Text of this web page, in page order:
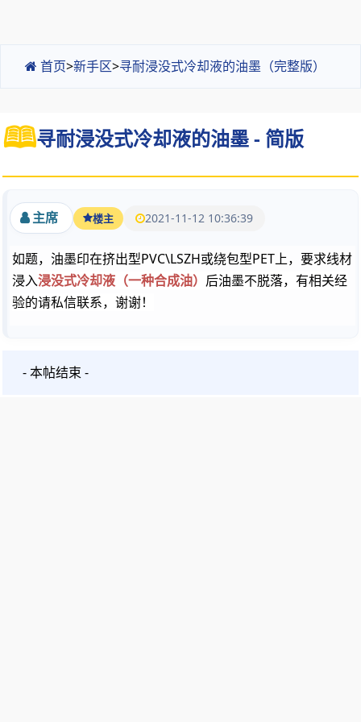
首页>新手区>寻耐浸没式冷却液的油墨（完整版）
寻耐浸没式冷却液的油墨 - 简版
主席 楼主 2021-11-12 10:36:39
如题，油墨印在挤出型PVC\LSZH或绕包型PET上，要求线材
浸入浸没式冷却液（一种合成油） 后油墨不脱落，有相关经
验的请私信联系，谢谢！
- 本帖结束 -